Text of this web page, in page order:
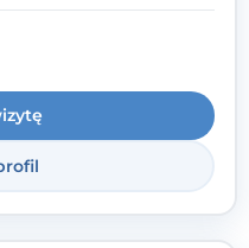
której każdy poczuje się
z szacunkiem.